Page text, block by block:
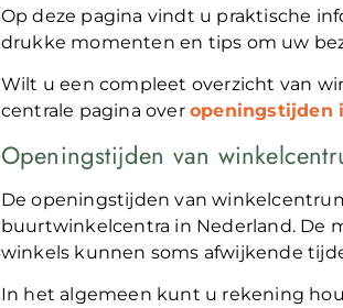
Op deze pagina vindt u praktische
drukke momenten en tips om uw
Wilt u een compleet overzicht van
centrale pagina over openingstijden
Openingstijden van
De openingstijden van
buurtwinkelcentra in Nederland. De
winkels kunnen soms afwijkende
In het algemeen kunt u rekening